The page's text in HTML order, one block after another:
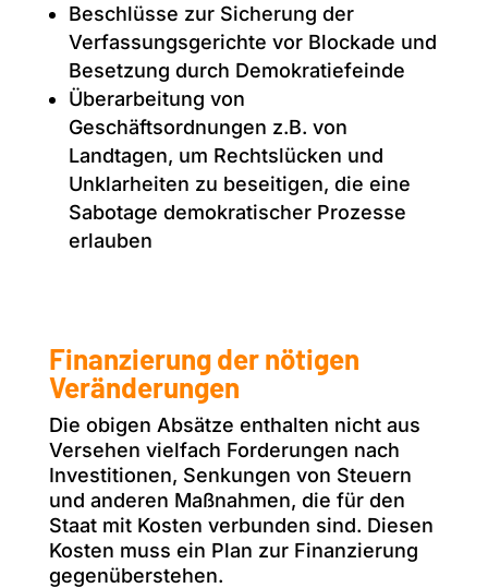
Beschlüsse zur Sicherung der
Verfassungsgerichte vor Blockade und
Besetzung durch Demokratiefeinde
Überarbeitung von
Geschäftsordnungen z.B. von
Landtagen, um Rechtslücken und
Unklarheiten zu beseitigen, die eine
Sabotage demokratischer Prozesse
erlauben
Finanzierung der nötigen
Veränderungen
Die obigen Absätze enthalten nicht aus
Versehen vielfach Forderungen nach
Investitionen, Senkungen von Steuern
und anderen Maßnahmen, die für den
Staat mit Kosten verbunden sind. Diesen
Kosten muss ein Plan zur Finanzierung
gegenüberstehen.